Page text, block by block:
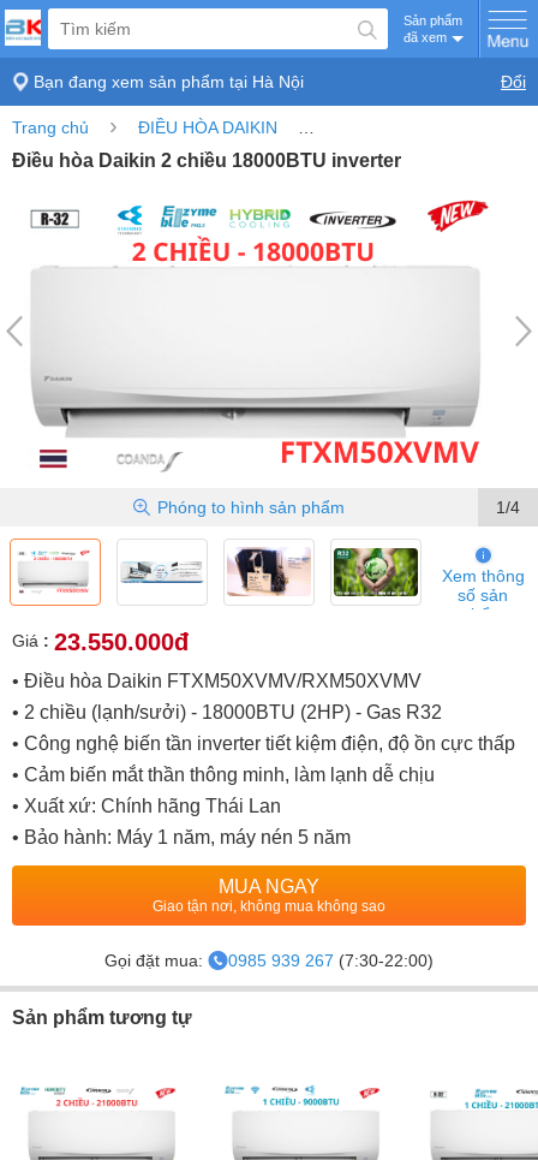
Sản phẩm
đã xem
Bạn đang xem sản phẩm tại Hà Nội Đổi
Trang chủ › ĐIỀU HÒA DAIKIN
Điều hòa Daikin 2 chiều 18000BTU inverter
1/4
Phóng to hình sản phẩm
Xem thông
số sản
phẩm
Giá : 23.550.000đ
• Điều hòa Daikin FTXM50XVMV/RXM50XVMV
• 2 chiều (lạnh/sưởi) - 18000BTU (2HP) - Gas R32
• Công nghệ biến tần inverter tiết kiệm điện, độ ồn cực thấp
• Cảm biến mắt thần thông minh, làm lạnh dễ chịu
• Xuất xứ: Chính hãng Thái Lan
• Bảo hành: Máy 1 năm, máy nén 5 năm
MUA NGAY
Giao tận nơi, không mua không sao
Gọi đặt mua: 0985 939 267 (7:30-22:00)
Sản phẩm tương tự